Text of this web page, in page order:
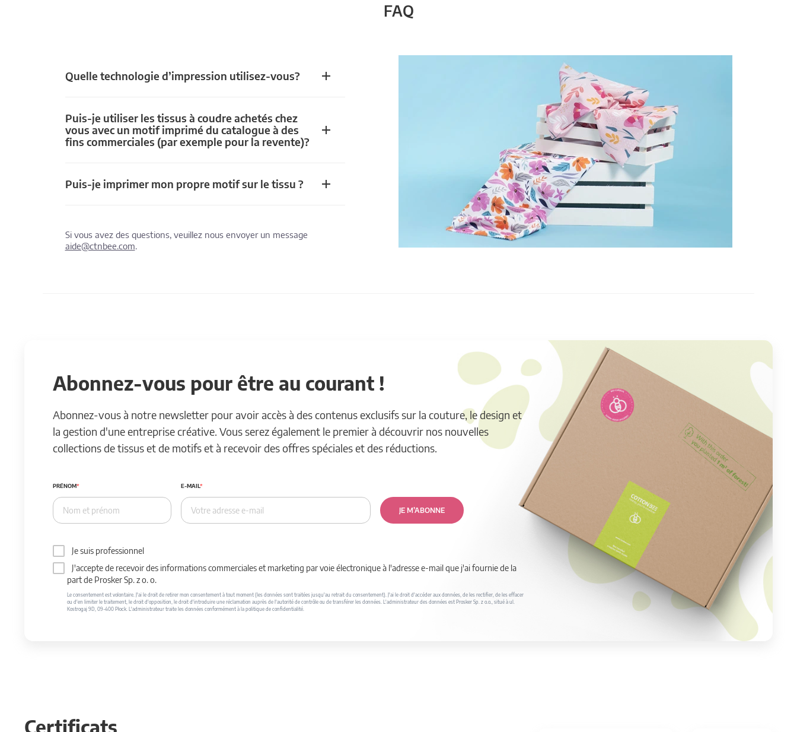
FAQ
Quelle technologie d’impression utilisez-vous?
Puis-je utiliser les tissus à coudre achetés chez
vous avec un motif imprimé du catalogue à des
fins commerciales (par exemple pour la revente)?
Puis-je imprimer mon propre motif sur le tissu ?
Si vous avez des questions, veuillez nous envoyer un message
aide@ctnbee.com.
Abonnez-vous pour être au courant !
Abonnez-vous à notre newsletter pour avoir accès à des contenus exclusifs sur la couture, le design et
la gestion d'une entreprise créative. Vous serez également le premier à découvrir nos nouvelles
collections de tissus et de motifs et à recevoir des offres spéciales et des réductions.
PRÉNOM E-MAIL
JE M’ABONNE
Je suis professionnel
J'accepte de recevoir des informations commerciales et marketing par voie électronique à l'adresse e-mail que j'ai fournie de la
part de Prosker Sp. z o. o.
Le consentement est volontaire. J'ai le droit de retirer mon consentement à tout moment (les données sont traitées jusqu'au retrait du consentement). J'ai le droit d'accéder aux données, de les rectifier, de les effacer
ou d'en limiter le traitement, le droit d'opposition, le droit d'introduire une réclamation auprès de l'autorité de contrôle ou de transférer les données. L'administrateur des données est Prosker Sp. z o.o., situé à ul.
Kostrogaj 9D, 09-400 Płock. L'administrateur traite les données conformément à la politique de confidentialité.
Certificats